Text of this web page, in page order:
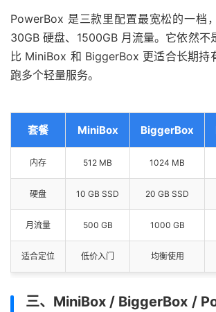
PowerBox 是三款里配置最宽松的一档
30GB 硬盘、1500GB 月流量。它依然不
比 MiniBox 和 BiggerBox 更适合长期持
跑多个轻量服务。
套餐 MiniBox BiggerBox
内存 512 MB 1024 MB
硬盘 10 GB SSD 20 GB SSD
月流量 500 GB 1000 GB
适合定位 低价入门 均衡使用
三、MiniBox / BiggerBox /